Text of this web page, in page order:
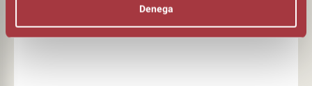
Denega
Acta Extraordinària del 22 de